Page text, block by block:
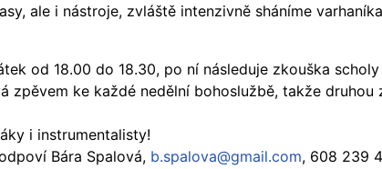
ale i nástroje, zvláště intenzivně sháníme
od 18.00 do 18.30, po ní následuje zkouška
zpěvem ke každé nedělní bohoslužbě, takže
i instrumentalisty!
Bára Spalová, b.spalova@gmail.com, 608 239